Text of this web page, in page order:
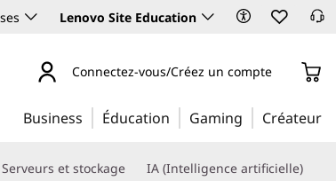
Lenovo Site Education
Connectez-vous/Créez un compte
Business Éducation Gaming Créateur
Serveurs et stockage IA (Intelligence artificielle)